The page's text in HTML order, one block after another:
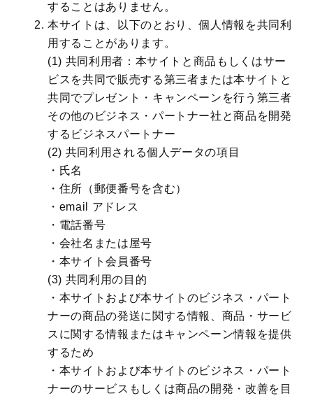
することはありません。
本サイトは、以下のとおり、個人情報を共同利
用することがあります。
(1) 共同利用者：本サイトと商品もしくはサー
ビスを共同で販売する第三者または本サイトと
共同でプレゼント・キャンペーンを行う第三者
その他のビジネス・パートナー社と商品を開発
するビジネスパートナー
(2) 共同利用される個人データの項目
・氏名
・住所（郵便番号を含む）
・email アドレス
・電話番号
・会社名または屋号
・本サイト会員番号
(3) 共同利用の目的
・本サイトおよび本サイトのビジネス・パート
ナーの商品の発送に関する情報、商品・サービ
スに関する情報またはキャンペーン情報を提供
するため
・本サイトおよび本サイトのビジネス・パート
ナーのサービスもしくは商品の開発・改善を目